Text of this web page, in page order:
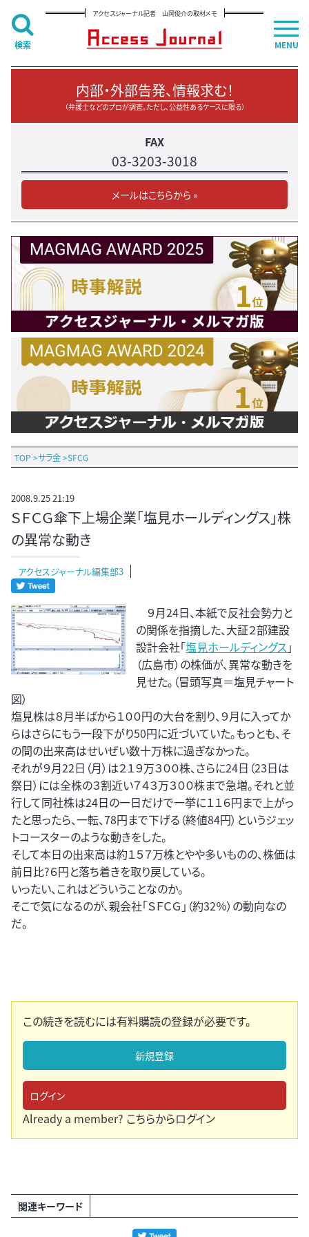
アクセスジャーナル記者 山岡俊介の取材メモ
内部・外部告発、情報求む！
（弁護士などのプロが調査。ただし、公益性あるケースに限る）
FAX
03-3203-3018
メールはこちらから »
TOP >サラ金>SFCG
2008.9.25 21:19
ＳＦＣＧ傘下上場企業「塩見ホールディングス」株
の異常な動き
アクセスジャーナル編集部3
９月24日、本紙で反社会勢力と
の関係を指摘した、大証２部建設
設計会社「塩見ホールディングス」
（広島市）の株価が、異常な動きを
見せた。（冒頭写真＝塩見チャート
図）
塩見株は８月半ばから１００円の大台を割り、９月に入ってか
らはさらにもう一段下がり50円に近づいていた。もっとも、そ
の間の出来高はせいぜい数十万株に過ぎなかった。
それが９月22日（月）は２１９万３００株、さらに24日（23日は
祭日）には全株の３割近い７４３万３００株まで急増。それと並
行して同社株は24日の一日だけで一挙に１１６円まで上がっ
たと思ったら、一転、78円まで下げる（終値84円）というジェッ
トコースターのような動きをした。
そして本日の出来高は約１５７万株とやや多いものの、株価は
前日比?６円と落ち着きを取り戻している。
いったい、これはどういうことなのか。
そこで気になるのが、親会社「ＳＦＣＧ」（約32％）の動向なの
だ。
この続きを読むには有料購読の登録が必要です。
新規登録
ログイン
Already a member? こちらからログイン
関連キーワード
MENU
検索